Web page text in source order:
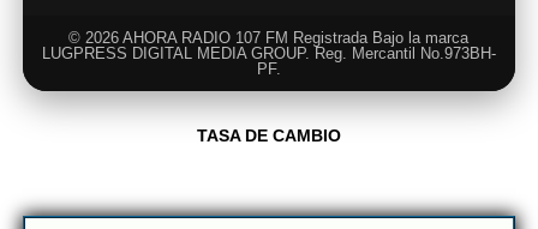
© 2026 AHORA RADIO 107 FM Registrada Bajo la marca
LUGPRESS DIGITAL MEDIA GROUP. Reg. Mercantil No.973BH-
PF.
TASA DE CAMBIO